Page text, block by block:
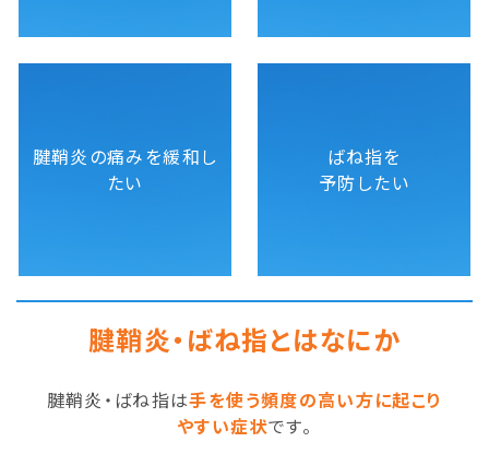
腱鞘炎の痛みを緩和し
たい
ばね指を
予防したい
腱鞘炎・ばね指とはなにか
腱鞘炎・ばね指は手を使う頻度の高い方に起こり
やすい症状です。